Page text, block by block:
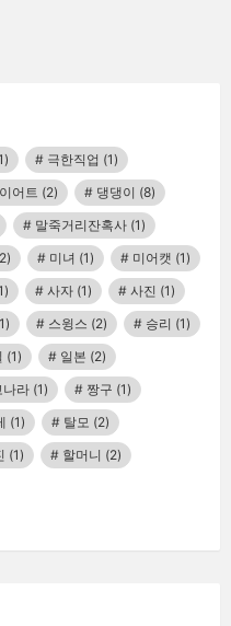
극한직업 (1)
어트 (2) 댕댕이 (8)
말죽거리잔혹사 (1)
미녀 (1) 미어캣 (1)
사자 (1) 사진 (1)
스윙스 (2) 승리 (1)
(1) 일본 (2)
나라 (1) 짱구 (1)
(1) 탈모 (2)
(1) 할머니 (2)